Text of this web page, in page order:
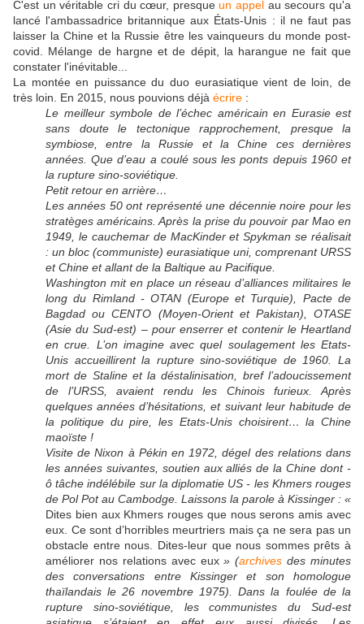
C'est un véritable cri du cœur, presqueun appel au secours qu'a
lancé l'ambassadrice britannique aux États-Unis : il ne faut pas
laisser la Chine et la Russie être les vainqueurs du monde post-
covid. Mélange de hargne et de dépit, la harangue ne fait que
constater l'inévitable...
La montée en puissance du duo eurasiatique vient de loin, de
très loin. En 2015, nous pouvions déjà écrire :
Le meilleur symbole de l’échec américain en Eurasie est
sans doute le tectonique rapprochement, presque la
symbiose, entre la Russie et la Chine ces dernières
années. Que d’eau a coulé sous les ponts depuis 1960 et
la rupture sino-soviétique.
Petit retour en arrière…
Les années 50 ont représenté une décennie noire pour les
stratèges américains. Après la prise du pouvoir par Mao en
1949, le cauchemar de MacKinder et Spykman se réalisait
: un bloc (communiste) eurasiatique uni, comprenant URSS
et Chine et allant de la Baltique au Pacifique.
Washington mit en place un réseau d’alliances militaires le
long du Rimland - OTAN (Europe et Turquie), Pacte de
Bagdad ou CENTO (Moyen-Orient et Pakistan), OTASE
(Asie du Sud-est) – pour enserrer et contenir le Heartland
en crue. L’on imagine avec quel soulagement les Etats-
Unis accueillirent la rupture sino-soviétique de 1960. La
mort de Staline et la déstalinisation, bref l’adoucissement
de l’URSS, avaient rendu les Chinois furieux. Après
quelques années d’hésitations, et suivant leur habitude de
la politique du pire, les Etats-Unis choisirent… la Chine
maoïste !
Visite de Nixon à Pékin en 1972, dégel des relations dans
les années suivantes, soutien aux alliés de la Chine dont -
ô tâche indélébile sur la diplomatie US - les Khmers rouges
de Pol Pot au Cambodge. Laissons la parole à Kissinger : «
Dites bien aux Khmers rouges que nous serons amis avec
eux. Ce sont d’horribles meurtriers mais ça ne sera pas un
obstacle entre nous. Dites-leur que nous sommes prêts à
améliorer nos relations avec eux» (archives des minutes
des conversations entre Kissinger et son homologue
thaïlandais le 26 novembre 1975). Dans la foulée de la
rupture sino-soviétique, les communistes du Sud-est